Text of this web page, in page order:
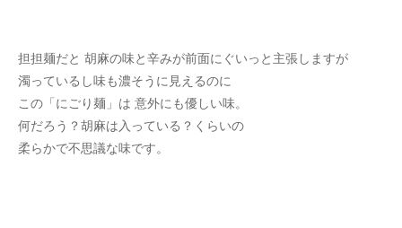
担担麺だと 胡麻の味と辛みが前面にぐいっと主張しますが
濁っているし味も濃そうに見えるのに
この「にごり麺」は 意外にも優しい味。
何だろう？胡麻は入っている？くらいの
柔らかで不思議な味です。